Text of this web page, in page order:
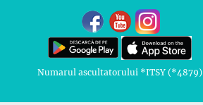
Numarul ascultatorului *ITSY (*4879)